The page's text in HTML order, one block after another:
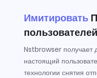
Имитировать
пользователей
Nstbrowser получает
настоящий
технологии снятия